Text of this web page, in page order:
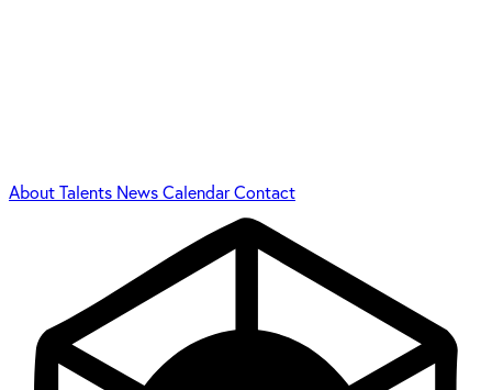
AboutTalents NewsCalendarContact